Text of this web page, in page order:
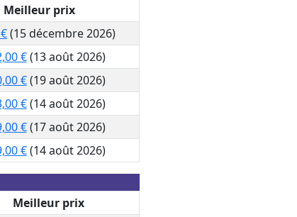
Meilleur prix
(15 décembre 2026)
€(13 août 2026)
€(19 août 2026)
€(14 août 2026)
€(17 août 2026)
€(14 août 2026)
Meilleur prix